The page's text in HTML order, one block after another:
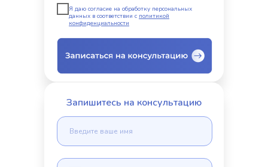
Я даю согласие на обработку персональных
данных в соответствии с политикой
конфиденциальности
Запишитесь на консультацию